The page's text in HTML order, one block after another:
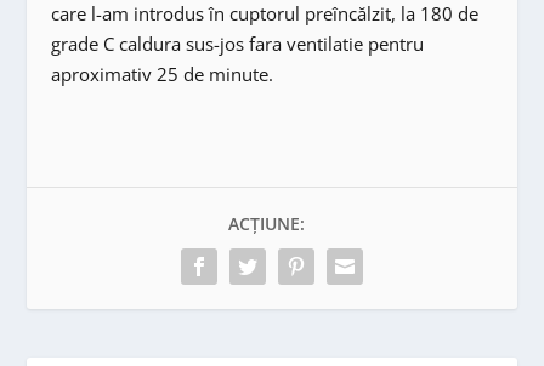
care l-am introdus în cuptorul preîncălzit, la 180 de
grade C caldura sus-jos fara ventilatie pentru
aproximativ 25 de minute.
ACȚIUNE: